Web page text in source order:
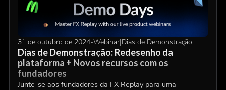
31 de outubro de 2024-Webinar|Dias de Demonstração
Dias de Demonstração: Redesenho da
plataforma + Novos recursos com os
fundadores
Junte-se aos fundadores da FX Replay para uma